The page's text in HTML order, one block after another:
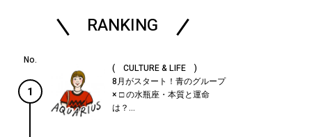
RANKING
1
( CULTURE & LIFE )
8月がスタート！青のグループ
× □ の水瓶座・本質と運命
は？...